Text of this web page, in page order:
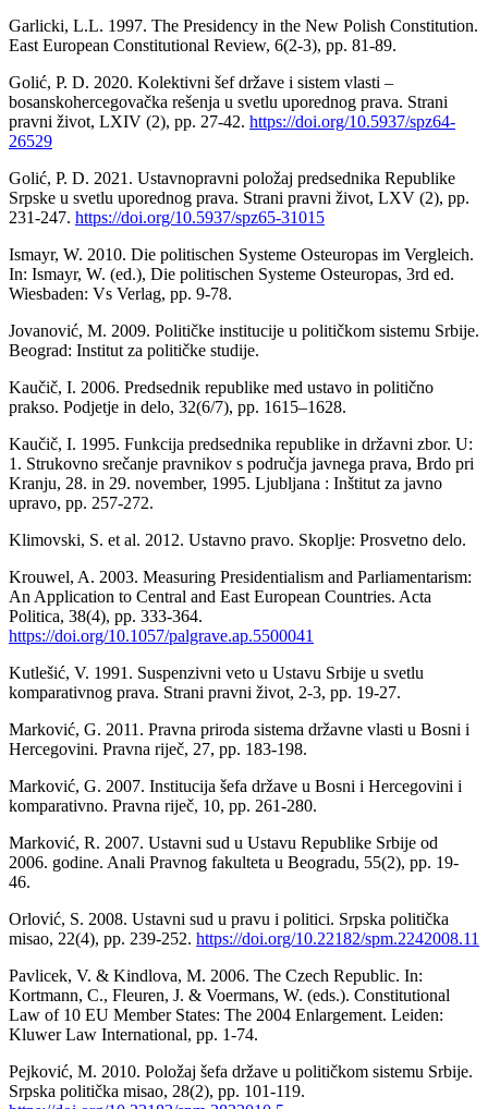
Garlicki, L.L. 1997. The Presidency in the New Polish Constitution.
East European Constitutional Review, 6(2-3), pp. 81-89.
Golić, P. D. 2020. Kolektivni šef države i sistem vlasti –
bosanskohercegovačka rešenja u svetlu uporednog prava. Strani
pravni život, LXIV (2), pp. 27-42. https://doi.org/10.5937/spz64-
26529
Golić, P. D. 2021. Ustavnopravni položaj predsednika Republike
Srpske u svetlu uporednog prava. Strani pravni život, LXV (2), pp.
231-247. https://doi.org/10.5937/spz65-31015
Ismayr, W. 2010. Die politischen Systeme Osteuropas im Vergleich.
In: Ismayr, W. (ed.), Die politischen Systeme Osteuropas, 3rd ed.
Wiesbaden: Vs Verlag, pp. 9-78.
Jovanović, M. 2009. Političke institucije u političkom sistemu Srbije.
Beograd: Institut za političke studije.
Kaučič, I. 2006. Predsednik republike med ustavo in politično
prakso. Podjetje in delo, 32(6/7), pp. 1615–1628.
Kaučič, I. 1995. Funkcija predsednika republike in državni zbor. U:
1. Strukovno srečanje pravnikov s područja javnega prava, Brdo pri
Kranju, 28. in 29. november, 1995. Ljubljana : Inštitut za javno
upravo, pp. 257-272.
Klimovski, S. et al. 2012. Ustavno pravo. Skoplje: Prosvetno delo.
Krouwel, A. 2003. Measuring Presidentialism and Parliamentarism:
An Application to Central and East European Countries. Acta
Politica, 38(4), pp. 333-364.
https://doi.org/10.1057/palgrave.ap.5500041
Kutlešić, V. 1991. Suspenzivni veto u Ustavu Srbije u svetlu
komparativnog prava. Strani pravni život, 2-3, pp. 19-27.
Marković, G. 2011. Pravna priroda sistema državne vlasti u Bosni i
Hercegovini. Pravna riječ, 27, pp. 183-198.
Marković, G. 2007. Institucija šefa države u Bosni i Hercegovini i
komparativno. Pravna riječ, 10, pp. 261-280.
Marković, R. 2007. Ustavni sud u Ustavu Republike Srbije od
2006. godine. Anali Pravnog fakulteta u Beogradu, 55(2), pp. 19-
46.
Orlović, S. 2008. Ustavni sud u pravu i politici. Srpska politička
misao, 22(4), pp. 239-252. https://doi.org/10.22182/spm.2242008.11
Pavlicek, V. & Kindlova, M. 2006. The Czech Republic. In:
Kortmann, C., Fleuren, J. & Voermans, W. (eds.). Constitutional
Law of 10 EU Member States: The 2004 Enlargement. Leiden:
Kluwer Law International, pp. 1-74.
Pejković, M. 2010. Položaj šefa države u političkom sistemu Srbije.
Srpska politička misao, 28(2), pp. 101-119.